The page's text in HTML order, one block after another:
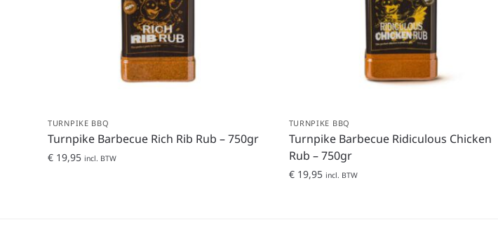
TURNPIKE BBQ
Turnpike Barbecue Rich Rib Rub – 750gr
€ 19,95 incl. BTW
TURNPIKE BBQ
Turnpike Barbecue Ridiculous Chicken
Rub – 750gr
€19,95 incl. BTW